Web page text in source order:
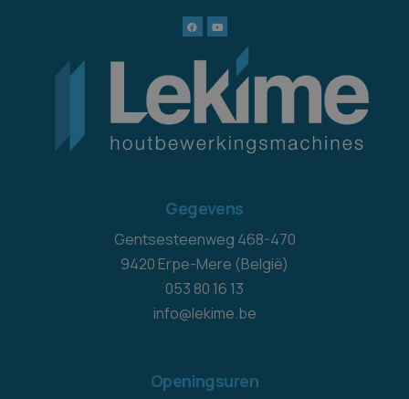
Gegevens
Gentsesteenweg 468-470
9420 Erpe-Mere (België)
053 80 16 13
info@lekime.be
Openingsuren